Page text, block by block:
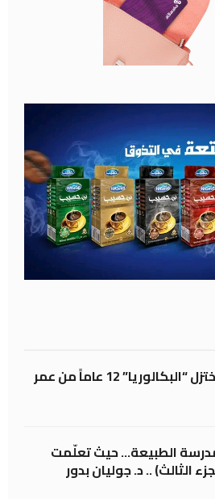
كابوس النتائج.. حين تختزل “البكالوريا” 12 عاماً من عمر
الطبيعة… حيث تعلّمت
الثالث) .. د. جوليان بدور